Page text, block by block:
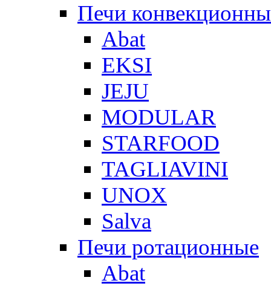
Печи
Abat
EKSI
JEJU
MODULAR
STARFOOD
TAGLIAVINI
UNOX
Salva
Печи ротационные
Abat